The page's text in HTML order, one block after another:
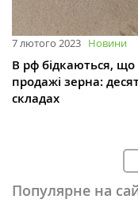
7 лютого 2023 Новини
В рф бідкаються, що
продажі зерна:
складах
Популярне на